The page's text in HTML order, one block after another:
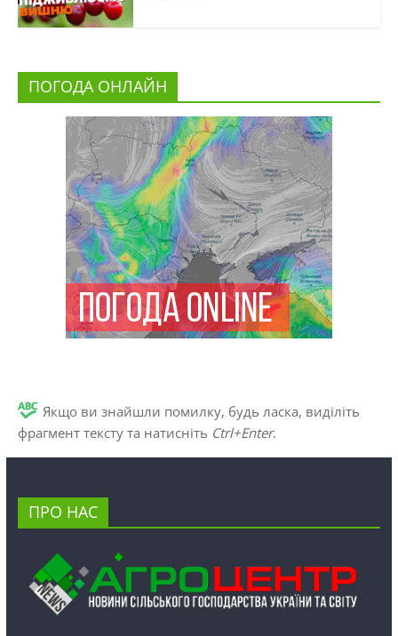
ПОГОДА ОНЛАЙН
Якщо ви знайшли помилку, будь ласка, виділіть
фрагмент тексту та натисніть Ctrl+Enter.
ПРО НАС